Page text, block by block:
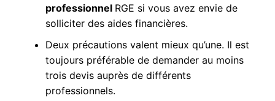
professionnel RGE si vous avez envie de
solliciter des aides financières.
Deux précautions valent mieux qu’une. Il est
toujours préférable de demander au moins
trois devis auprès de différents
professionnels.